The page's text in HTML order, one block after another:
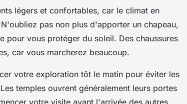
légers et confortables, car le climat en
pas non plus d'apporter un chapeau,
pour vous protéger du soleil. Des chaussures
car vous marcherez beaucoup.
votre exploration tôt le matin pour éviter les
temples ouvrent généralement leurs portes
votre visite avant l'arrivée des autres